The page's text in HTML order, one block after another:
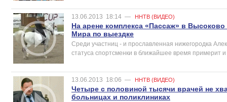
13.06.2013 18:14 — ННТВ (ВИДЕО)
На арене комплекса «Пассаж» в Высоково
Мира по выездке
Среди участниц - и прославленная нижегородка
статуса спортсменки в ближайшее время примерит
13.06.2013 18:06 — ННТВ (ВИДЕО)
Четыре с половиной тысячи врачей не
больницах и поликлиниках